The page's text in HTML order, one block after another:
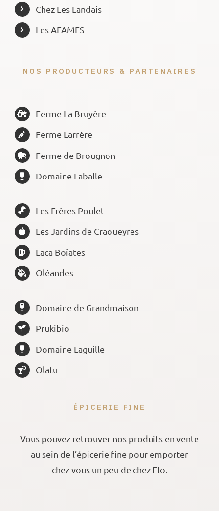
NOS PRODUCTEURS & PARTENAIRES
Ferme La Bruyère
Ferme Larrère
Ferme de Brougnon
Domaine Laballe
Les Frères Poulet
Les Jardins de Craoueyres
Laca Boïates
Oléandes
Domaine de Grandmaison
Prukibio
Domaine Laguille
Olatu
Chez Les Landais
Les AFAMES
ÉPICERIE FINE
Vous pouvez retrouver nos produits en vente
au sein de l’épicerie fine pour emporter
chez vous un peu de chez Flo.